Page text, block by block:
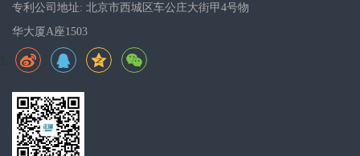
专利公司地址: 北京市西城区车公庄大街甲4号物
华大厦A座1503